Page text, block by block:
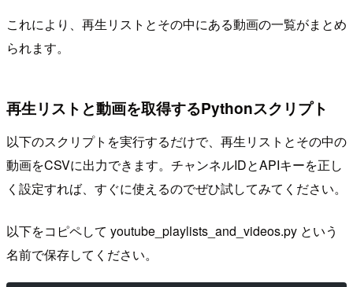
これにより、再生リストとその中にある動画の一覧がまとめ
られます。
再生リストと動画を取得するPythonスクリプト
以下のスクリプトを実行するだけで、再生リストとその中の
動画をCSVに出力できます。チャンネルIDとAPIキーを正し
く設定すれば、すぐに使えるのでぜひ試してみてください。
以下をコピペして youtube_playlists_and_videos.py という
名前で保存してください。